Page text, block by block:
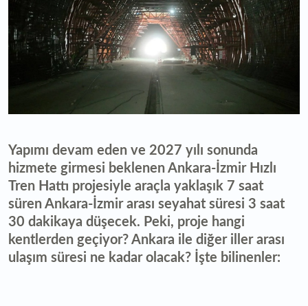
Yapımı devam eden ve 2027 yılı sonunda
hizmete girmesi beklenen Ankara-İzmir Hızlı
Tren Hattı projesiyle araçla yaklaşık 7 saat
süren Ankara-İzmir arası seyahat süresi 3 saat
30 dakikaya düşecek. Peki, proje hangi
kentlerden geçiyor? Ankara ile diğer iller arası
ulaşım süresi ne kadar olacak? İşte bilinenler: